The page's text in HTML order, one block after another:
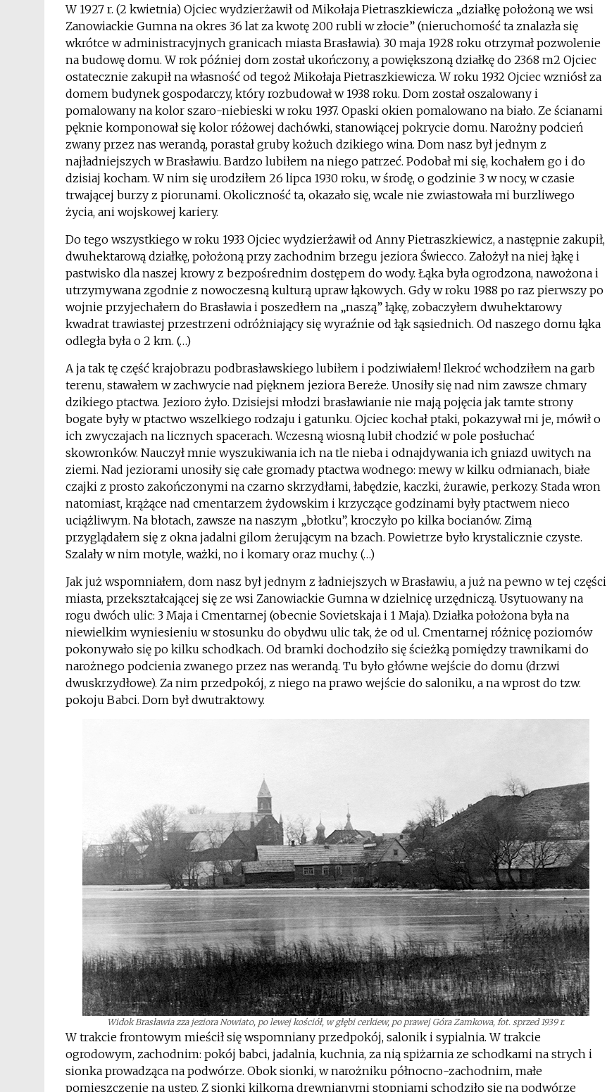
W 1927 r. (2 kwietnia) Ojciec wydzierżawił od Mikołaja Pietraszkiewicza „działkę położoną we wsi
Zanowiackie Gumna na okres 36 lat za kwotę 200 rubli w złocie” (nieruchomość ta znalazła się
wkrótce w administracyjnych granicach miasta Brasławia). 30 maja 1928 roku otrzymał pozwolenie
na budowę domu. W rok później dom został ukończony, a powiększoną działkę do 2368 m2 Ojciec
ostatecznie zakupił na własność od tegoż Mikołaja Pietraszkiewicza. W roku 1932 Ojciec wzniósł za
domem budynek gospodarczy, który rozbudował w 1938 roku. Dom został oszalowany i
pomalowany na kolor szaro-niebieski w roku 1937. Opaski okien pomalowano na biało. Ze ścianami
pęknie komponował się kolor różowej dachówki, stanowiącej pokrycie domu. Narożny podcień
zwany przez nas werandą, porastał gruby kożuch dzikiego wina. Dom nasz był jednym z
najładniejszych w Brasławiu. Bardzo lubiłem na niego patrzeć. Podobał mi się, kochałem go i do
dzisiaj kocham. W nim się urodziłem 26 lipca 1930 roku, w środę, o godzinie 3 w nocy, w czasie
trwającej burzy z piorunami. Okoliczność ta, okazało się, wcale nie zwiastowała mi burzliwego
życia, ani wojskowej kariery.
Do tego wszystkiego w roku 1933 Ojciec wydzierżawił od Anny Pietraszkiewicz, a następnie zakupił,
dwuhektarową działkę, położoną przy zachodnim brzegu jeziora Świecco. Założył na niej łąkę i
pastwisko dla naszej krowy z bezpośrednim dostępem do wody. Łąka była ogrodzona, nawożona i
utrzymywana zgodnie z nowoczesną kulturą upraw łąkowych. Gdy w roku 1988 po raz pierwszy po
wojnie przyjechałem do Brasławia i poszedłem na „naszą” łąkę, zobaczyłem dwuhektarowy
kwadrat trawiastej przestrzeni odróżniający się wyraźnie od łąk sąsiednich. Od naszego domu łąka
odległa była o 2 km. (…)
A ja tak tę część krajobrazu podbrasławskiego lubiłem i podziwiałem! Ilekroć wchodziłem na garb
terenu, stawałem w zachwycie nad pięknem jeziora Bereże. Unosiły się nad nim zawsze chmary
dzikiego ptactwa. Jezioro żyło. Dzisiejsi młodzi brasławianie nie mają pojęcia jak tamte strony
bogate były w ptactwo wszelkiego rodzaju i gatunku. Ojciec kochał ptaki, pokazywał mi je, mówił o
ich zwyczajach na licznych spacerach. Wczesną wiosną lubił chodzić w pole posłuchać
skowronków. Nauczył mnie wyszukiwania ich na tle nieba i odnajdywania ich gniazd uwitych na
ziemi. Nad jeziorami unosiły się całe gromady ptactwa wodnego: mewy w kilku odmianach, białe
czajki z prosto zakończonymi na czarno skrzydłami, łabędzie, kaczki, żurawie, perkozy. Stada wron
natomiast, krążące nad cmentarzem żydowskim i krzyczące godzinami były ptactwem nieco
uciążliwym. Na błotach, zawsze na naszym „błotku”, kroczyło po kilka bocianów. Zimą
przyglądałem się z okna jadalni gilom żerującym na bzach. Powietrze było krystalicznie czyste.
Szalały w nim motyle, ważki, no i komary oraz muchy. (…)
Jak już wspomniałem, dom nasz był jednym z ładniejszych w Brasławiu, a już na pewno w tej części
miasta, przekształcającej się ze wsi Zanowiackie Gumna w dzielnicę urzędniczą. Usytuowany na
rogu dwóch ulic: 3 Maja i Cmentarnej (obecnie Sovietskaja i 1 Maja). Działka położona była na
niewielkim wyniesieniu w stosunku do obydwu ulic tak, że od ul. Cmentarnej różnicę poziomów
pokonywało się po kilku schodkach. Od bramki dochodziło się ścieżką pomiędzy trawnikami do
narożnego podcienia zwanego przez nas werandą. Tu było główne wejście do domu (drzwi
dwuskrzydłowe). Za nim przedpokój, z niego na prawo wejście do saloniku, a na wprost do tzw.
pokoju Babci. Dom był dwutraktowy.
Widok Brasławia zza jeziora Nowiato, po lewej kościół, w głębi cerkiew, po prawej Góra Zamkowa, fot. sprzed 1939 r.
W trakcie frontowym mieścił się wspomniany przedpokój, salonik i sypialnia. W trakcie
ogrodowym, zachodnim: pokój babci, jadalnia, kuchnia, za nią spiżarnia ze schodkami na strych i
sionka prowadząca na podwórze. Obok sionki, w narożniku północno-zachodnim, małe
pomieszczenie na ustęp. Z sionki kilkoma drewnianymi stopniami schodziło się na podwórze